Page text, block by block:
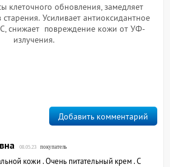
клеточного обновления, замедляет
старения. Усиливает антиоксидантное
снижает повреждение кожи от УФ-
излучения.
Добавить комментарий
08.05.23 покупатель
кожи . Очень питательный крем . С